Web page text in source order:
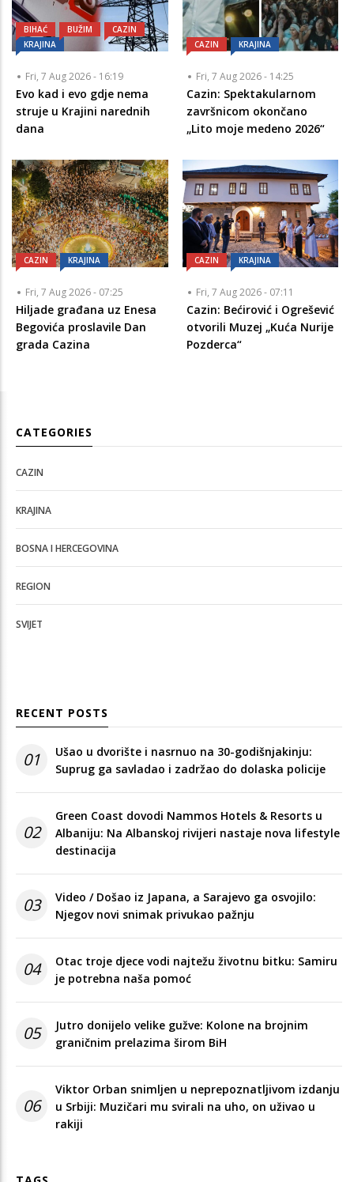
BIHAĆ BUŽIM
CAZIN
KRAJINA
Fri, 7 Aug 2026 - 16:19
Evo kad i evo gdje nema
struje u Krajini narednih
dana
CAZIN KRAJINA
Fri, 7 Aug 2026 - 14:25
Cazin: Spektakularnom
završnicom okončano
„Lito moje medeno 2026“
CAZIN KRAJINA
Fri, 7 Aug 2026 - 07:25
Hiljade građana uz Enesa
Begovića proslavile Dan
grada Cazina
CAZIN KRAJINA
Fri, 7 Aug 2026 - 07:11
Cazin: Bećirović i Ogrešević
otvorili Muzej „Kuća Nurije
Pozderca“
CATEGORIES
CAZIN
KRAJINA
BOSNA I HERCEGOVINA
REGION
SVIJET
RECENT POSTS
01
Ušao u dvorište i nasrnuo na 30-godišnjakinju:
Suprug ga savladao i zadržao do dolaska policije
02
Green Coast dovodi Nammos Hotels & Resorts u
Albaniju: Na Albanskoj rivijeri nastaje nova lifestyle
destinacija
03
Video / Došao iz Japana, a Sarajevo ga osvojilo:
Njegov novi snimak privukao pažnju
04
Otac troje djece vodi najtežu životnu bitku: Samiru
je potrebna naša pomoć
05
Jutro donijelo velike gužve: Kolone na brojnim
graničnim prelazima širom BiH
06
Viktor Orban snimljen u neprepoznatljivom izdanju
u Srbiji: Muzičari mu svirali na uho, on uživao u
rakiji